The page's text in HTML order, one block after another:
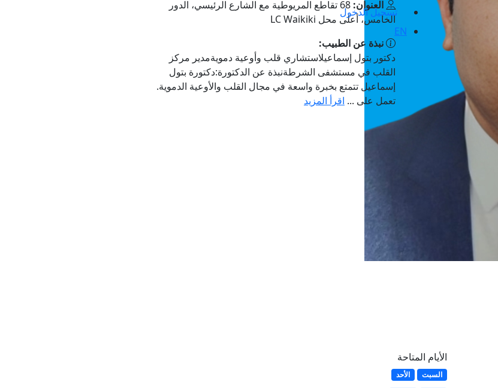
تسجيل الدخول
EN
الأيام المتاحة
السبت
الأحد
العنوان:
68 تقاطع المريوطية مع الشارع الرئيسي، الدور
الخامس، أعلى محل LC Waikiki
نبذة عن الطبيب:
دكتور بتول إسماعيلاستشاري قلب وأوعية دمويةمدير مركز
القلب في مستشفى الشرطةنبذة عن الدكتورة:دكتورة بتول
إسماعيل تتمتع بخبرة واسعة في مجال القلب والأوعية الدموية.
تعمل على ... اقرأ المزيد